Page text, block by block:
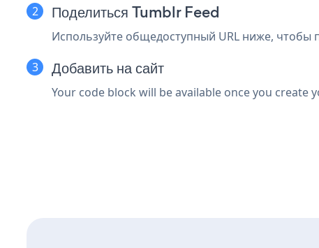
Поделиться Tumblr Feed
Используйте общедоступный URL ниже, чтобы
Добавить на сайт
Your code block will be available once you create